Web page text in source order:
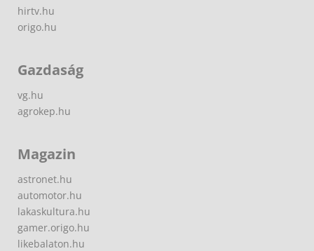
hirtv.hu
origo.hu
Gazdaság
vg.hu
agrokep.hu
Magazin
astronet.hu
automotor.hu
lakaskultura.hu
gamer.origo.hu
likebalaton.hu